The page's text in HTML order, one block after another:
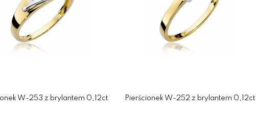
W-253 z brylantem 0,12ct Pierścionek W-252 z brylantem 0,12ct